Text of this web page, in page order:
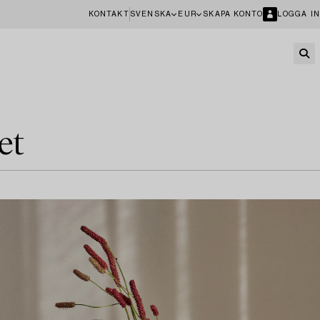
KONTAKT SVENSKA EUR SKAPA KONTO LOGGA IN